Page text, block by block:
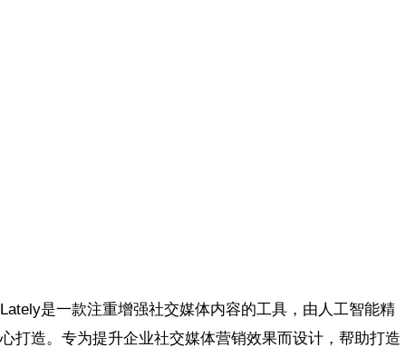
Lately是一款注重增强社交媒体内容的工具，由人工智能精
心打造。专为提升企业社交媒体营销效果而设计，帮助打造